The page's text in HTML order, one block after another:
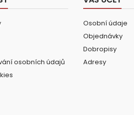
osobních údajů
Osobní údaje
Objednávky
Dobropisy
Adresy